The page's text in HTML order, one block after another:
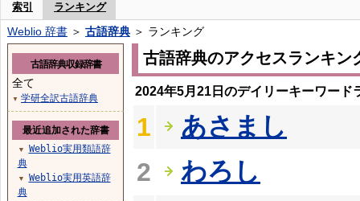
索引 ランキング
Weblio 辞書 ＞ 古語辞典 ＞ ランキング
古語辞典のアクセスランキン
2024年5月21日のデイリーキーワード
1
あさまし
2
わろし
古語辞典収録辞書
全て
▼ 学研全訳古語辞典
最近追加された辞書
▼
Weblio実用類語辞
典
▼
Weblio実用英語辞
典